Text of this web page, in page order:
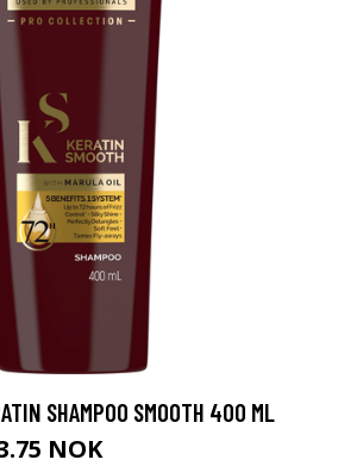
SHAMPOO SMOOTH 400 ML
NOK